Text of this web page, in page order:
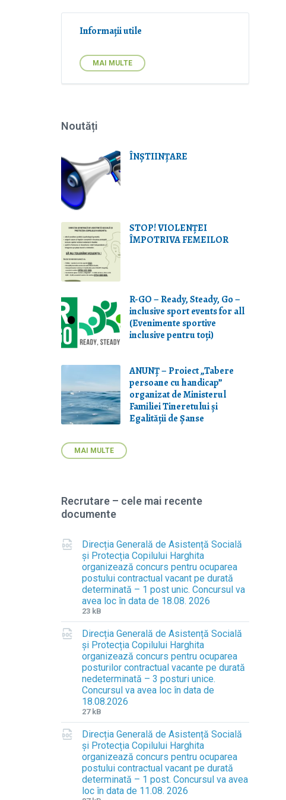
Informații utile
MAI MULTE
Noutăți
ÎNȘTIINȚARE
STOP! VIOLENŢEI
ÎMPOTRIVA FEMEILOR
R-GO – Ready, Steady, Go –
inclusive sport events for all
(Evenimente sportive
inclusive pentru toți)
ANUNȚ – Proiect „Tabere
persoane cu handicap”
organizat de Ministerul
Familiei Tineretului și
Egalității de Șanse
MAI MULTE
Recrutare – cele mai recente
documente
Direcția Generală de Asistență Socială
și Protecția Copilului Harghita
organizează concurs pentru ocuparea
postului contractual vacant pe durată
determinată – 1 post unic. Concursul va
avea loc în data de 18.08. 2026
F
i
l
e
e
x
t
e
n
s
i
o
n
:
d
o
c
F
i
l
e
s
i
z
e
:
23 kB
Direcția Generală de Asistență Socială
și Protecția Copilului Harghita
organizează concurs pentru ocuparea
posturilor contractual vacante pe durată
nedeterminată – 3 posturi unice.
Concursul va avea loc în data de
18.08.2026
F
i
l
e
e
x
t
e
F
i
l
e
s
i
z
e
27 kB
Direcția Generală de Asistență Socială
și Protecția Copilului Harghita
organizează concurs pentru ocuparea
postului contractual vacant pe durată
determinată – 1 post. Concursul va avea
loc în data de 11.08. 2026